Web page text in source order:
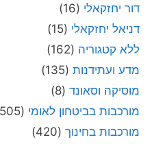
דור יחזקאלי (16)
דניאל יחזקאלי (15)
ללא קטגוריה (162)
מדע ועתידנות (135)
מוסיקה וסאונד (8)
מורכבות בביטחון לאומי (4,505)
מורכבות בחינוך (420)